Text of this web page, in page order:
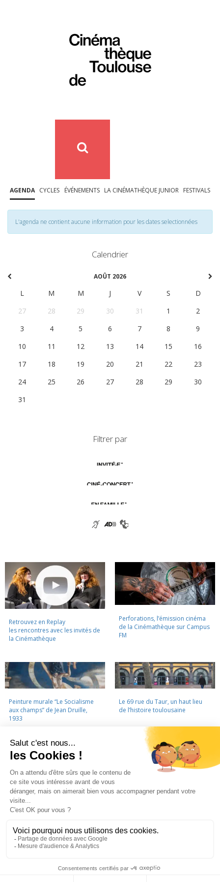
AGENDA CYCLES ÉVÉNEMENTS LA CINÉMATHÈQUE JUNIOR FESTIVALS
L'agenda ne contient aucune information pour les dates selectionnées
Calendrier
AOÛT 2026
L M M J V S
D
27
28 29 30 31 1
2
3
4 5 6 7 8
9
10
11 12 13 14 15
16
17
18 19 20 21 22
23
24
25 26 27 28 29
30
31
Filtrer par
Retrouvez en Replay
les rencontres avec les invités de
la Cinémathèque
Perforations, l’émission cinéma
de la Cinémathèque sur Campus
FM
Peinture murale “Le Socialisme
aux champs” de Jean Druille,
1933
Le 69 rue du Taur, un haut lieu
de l’histoire toulousaine
LA CINÉMATHÈQUE · CONTACTS · LETTRE D'INFORMATION ·
PARTENAIRES
MENTIONS LÉGALES
La Cinémathèque de Toulouse
La Cinémathèque de Toulouse © 2015. Tous droits réservés.